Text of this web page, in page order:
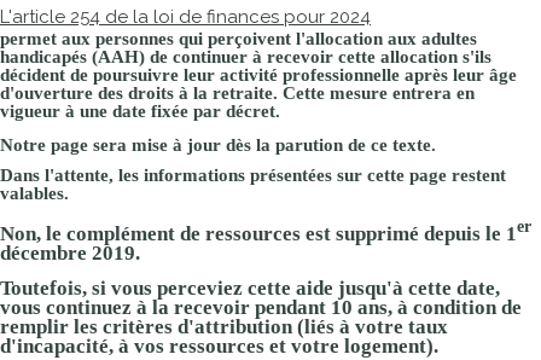
L'article 254 de la loi de finances pour 2024
permet aux personnes qui perçoivent l'allocation aux adultes
handicapés (AAH) de continuer à recevoir cette allocation s'ils
décident de poursuivre leur activité professionnelle après leur âge
d'ouverture des droits à la retraite. Cette mesure entrera en
vigueur à une date fixée par décret.
Notre page sera mise à jour dès la parution de ce texte.
Dans l'attente, les informations présentées sur cette page restent
valables.
Non, le complément de ressources est supprimé depuis le 1er
décembre 2019.
Toutefois, si vous perceviez cette aide jusqu'à cette date,
vous continuez à la recevoir pendant 10 ans, à condition de
remplir les critères d'attribution (liés à votre taux
d'incapacité, à vos ressources et votre logement).